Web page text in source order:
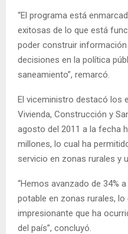
“El programa está
exitosas de lo que está
poder construir
decisiones en la política
saneamiento”, remarcó.
El viceministro destacó los
Vivienda, Construcción y
agosto del 2011 a la fecha
millones, lo cual ha
servicio en zonas rurales y
“Hemos avanzado de 34%
potable en zonas rurales,
impresionante que ha
del país”, concluyó.